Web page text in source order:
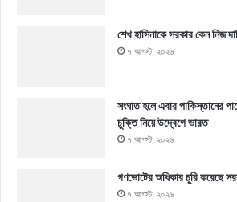
শেখ হাসিনাকে সরকার কেন নিজ
৭ আগস্ট, ২০২৬
সংঘাত হলে এবার পাকিস্তানের
চুক্তি নিয়ে উদ্বেগে ভারত
৭ আগস্ট, ২০২৬
গণভোটের অধিকার চুরি করেছে
৭ আগস্ট, ২০২৬